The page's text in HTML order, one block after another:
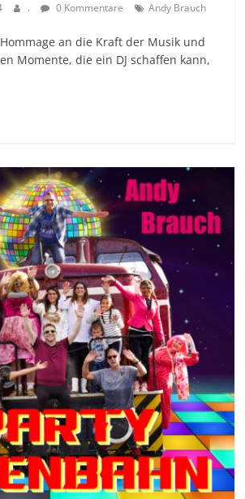
. 0 Kommentare Andy Brauch
an die Kraft der Musik und
Momente, die ein DJ schaffen kann,